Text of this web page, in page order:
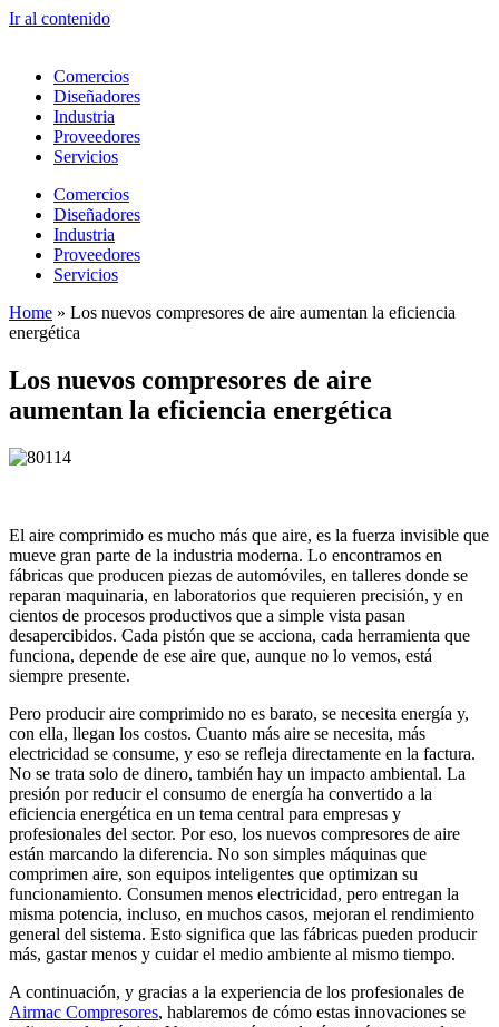
Ir al contenido
Comercios
Diseñadores
Industria
Proveedores
Servicios
Comercios
Diseñadores
Industria
Proveedores
Servicios
Home » Los nuevos compresores de aire aumentan la eficiencia
energética
Los nuevos compresores de aire
aumentan la eficiencia energética
El aire comprimido es mucho más que aire, es la fuerza invisible que
mueve gran parte de la industria moderna. Lo encontramos en
fábricas que producen piezas de automóviles, en talleres donde se
reparan maquinaria, en laboratorios que requieren precisión, y en
cientos de procesos productivos que a simple vista pasan
desapercibidos. Cada pistón que se acciona, cada herramienta que
funciona, depende de ese aire que, aunque no lo vemos, está
siempre presente.
Pero producir aire comprimido no es barato, se necesita energía y,
con ella, llegan los costos. Cuanto más aire se necesita, más
electricidad se consume, y eso se refleja directamente en la factura.
No se trata solo de dinero, también hay un impacto ambiental. La
presión por reducir el consumo de energía ha convertido a la
eficiencia energética en un tema central para empresas y
profesionales del sector. Por eso, los nuevos compresores de aire
están marcando la diferencia. No son simples máquinas que
comprimen aire, son equipos inteligentes que optimizan su
funcionamiento. Consumen menos electricidad, pero entregan la
misma potencia, incluso, en muchos casos, mejoran el rendimiento
general del sistema. Esto significa que las fábricas pueden producir
más, gastar menos y cuidar el medio ambiente al mismo tiempo.
A continuación, y gracias a la experiencia de los profesionales de
Airmac Compresores, hablaremos de cómo estas innovaciones se